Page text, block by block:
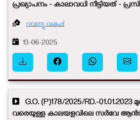
പ്രഖ്യാപനം - കാലാവധി നീട്ടിയത് -
റവന്യൂ വകുപ്പ്
13-06-2025
G.O. (P)178/2025/RD.-01.01.2023
വരെയുള്ള കാലയളവിലെ സർവേ